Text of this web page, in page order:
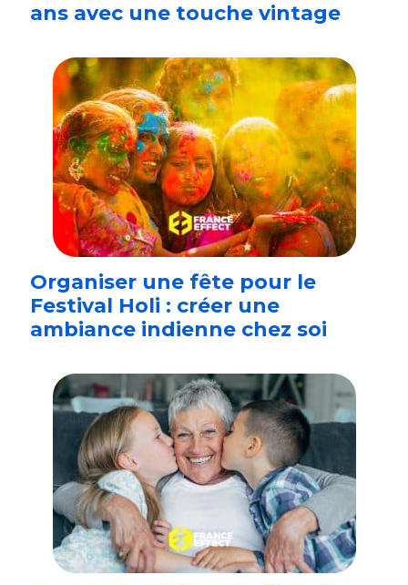
ans avec une touche vintage
Organiser une fête pour le
Festival Holi : créer une
ambiance indienne chez soi